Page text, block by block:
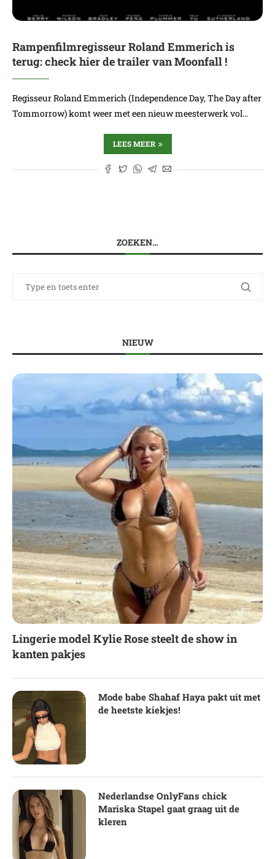
Rampenfilmregisseur Roland Emmerich is
terug: check hier de trailer van Moonfall !
Regisseur Roland Emmerich (Independence Day, The Day after
Tommorrow) komt weer met een nieuw meesterwerk vol…
LEES MEER
ZOEKEN…
NIEUW
Lingerie model Kylie Rose steelt de show in
kanten pakjes
Mode babe Shahaf Haya pakt uit met
de heetste kiekjes!
Nederlandse OnlyFans chick
Mariska Stapel gaat graag uit de
kleren